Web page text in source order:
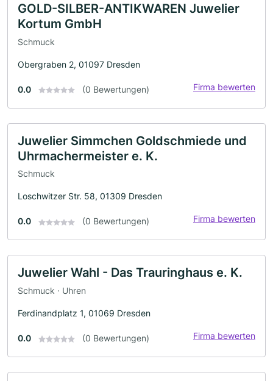
GOLD-SILBER-ANTIKWAREN Juwelier
Kortum GmbH
Schmuck
Obergraben 2, 01097 Dresden
0.0 (0 Bewertungen) Firma bewerten
Juwelier Simmchen Goldschmiede und
Uhrmachermeister e. K.
Schmuck
Loschwitzer Str. 58, 01309 Dresden
0.0 (0 Bewertungen) Firma bewerten
Juwelier Wahl - Das Trauringhaus e. K.
Schmuck · Uhren
Ferdinandplatz 1, 01069 Dresden
0.0 (0 Bewertungen) Firma bewerten